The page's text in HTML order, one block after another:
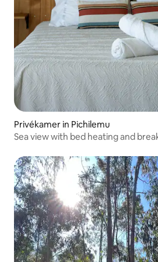
Privékamer in Pichilemu
Sea view with bed heating and